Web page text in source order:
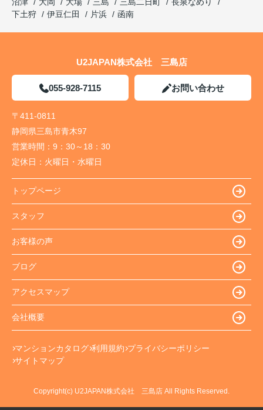
下土狩
伊豆仁田 片浜 函南
U2JAPAN株式会社 三島店
055-928-7115 お問い合わせ
〒411-0811
静岡県三島市青木97
営業時間： 9：30～18：30
定休日： 火曜日・水曜日
トップページ
スタッフ
お客様の声
ブログ
アクセスマップ
会社概要
マンションカタログ 利用規約 プライバシーポリシー
サイトマップ
Copyright(c) U2JAPAN株式会社 三島店 All Rights Reserved.